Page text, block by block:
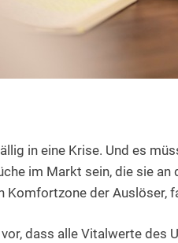
in eine Krise. Und es
im Markt sein, die sie
Komfortzone der Auslöser,
dass alle Vitalwerte des